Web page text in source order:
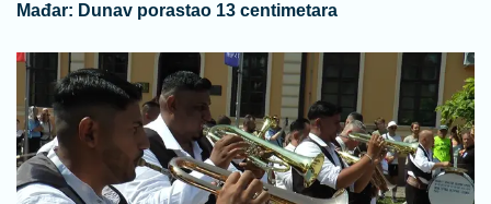
Mađar: Dunav porastao 13 centimetara